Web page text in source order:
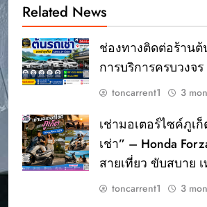
Related News
ช่องทางติดต่อร้านต้
การบริการครบวงจ
toncarrent1 3
เช่ามอเตอร์ไซค์ภูเ
เช่า” – Honda
สายเที่ยว ขับสบาย
toncarrent1 3